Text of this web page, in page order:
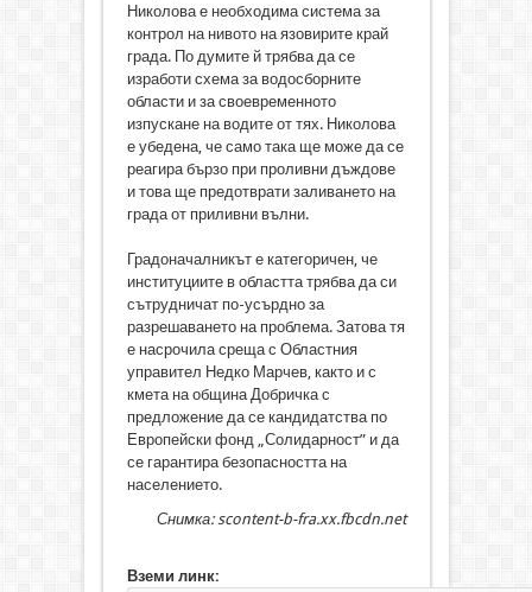
Николова е необходима система за
контрол на нивото на язовирите край
града. По думите й трябва да се
изработи схема за водосборните
области и за своевременното
изпускане на водите от тях. Николова
е убедена, че само така ще може да се
реагира бързо при проливни дъждове
и това ще предотврати заливането на
града от приливни вълни.
Градоначалникът е категоричен, че
институциите в областта трябва да си
сътрудничат по-усърдно за
разрешаването на проблема. Затова тя
е насрочила среща с Областния
управител Недко Марчев, както и с
кмета на община Добричка с
предложение да се кандидатства по
Европейски фонд „Солидарност” и да
се гарантира безопасността на
населението.
Снимка: scontent-b-fra.xx.fbcdn.net
Вземи линк: